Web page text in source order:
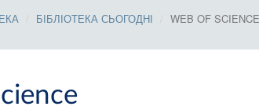
БІБЛІОТЕКА СЬОГОДНІ WEB OF SCIENCE